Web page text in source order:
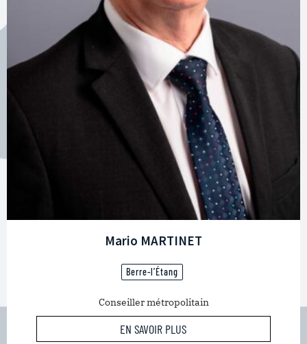
Mario MARTINET
Berre-l’Étang
Conseiller métropolitain
EN SAVOIR PLUS